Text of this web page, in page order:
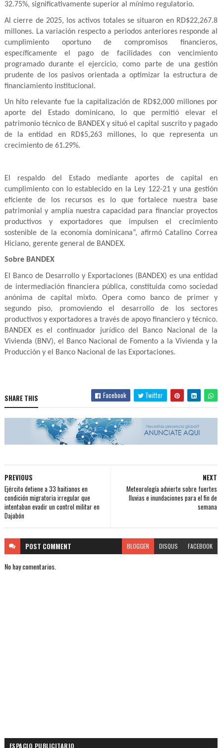
32.75%, significativamente superior al mínimo regulatorio.
Al cierre de 2025, los activos totales se situaron en RD$22,267.8
millones. La variación respecto a periodos anteriores responde al
cumplimiento oportuno de compromisos financieros,
específicamente el pago de facilidades con vencimiento
programado durante el ejercicio, como parte de una gestión
prudente de los pasivos orientada a optimizar la estructura de
financiamiento institucional.
Un hito relevante fue la capitalización de RD$2,000 millones por
aporte del Estado dominicano, lo que permitió elevar el
patrimonio técnico de BANDEX y situó el capital suscrito y pagado
de la entidad en RD$5,263 millones, lo que representa un
crecimiento de 61.29%.
El respaldo del Estado mediante aportes de capital en
cumplimiento con lo establecido en la Ley 122-21 y una gestión
eficiente de los recursos es lo que fortalece nuestra base
patrimonial y amplía nuestra capacidad para financiar proyectos
productivos y exportadores que impulsen el crecimiento
sostenible de la economía dominicana”, afirmó Catalino Correa
Hiciano, gerente general de BANDEX.
Sobre BANDEX
El Banco de Desarrollo y Exportaciones (BANDEX) es una entidad
de intermediación financiera pública, constituida como sociedad
anónima de capital mixto. Opera como banco de primer y
segundo piso, promoviendo el desarrollo de los sectores
productivos y exportadores a través de apoyo financiero y técnico.
BANDEX es el continuador jurídico del Banco Nacional de la
Vivienda (BNV), el Banco Nacional de Fomento a la Vivienda y la
Producción y el Banco Nacional de las Exportaciones.
SHARE THIS Facebook Twitter
NEXT
Meteorología advierte sobre fuertes
lluvias e inundaciones para el fin de
semana
PREVIOUS
Ejército detiene a 33 haitianos en
condición migratoria irregular que
intentaban evadir un control militar en
Dajabón
POST COMMENT BLOGGER DISQUS FACEBOOK
No hay comentarios.
ESPACIO PUBLICITARIO